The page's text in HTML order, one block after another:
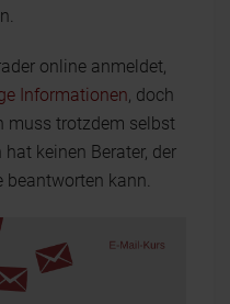
online anmeldet,
Informationen, doch
muss trotzdem selbst
keinen Berater, der
beantworten kann.